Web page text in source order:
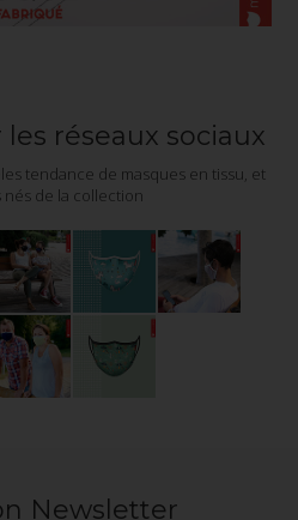
réseaux sociaux
tendance de masques en tissu, et
de la collection
Newsletter